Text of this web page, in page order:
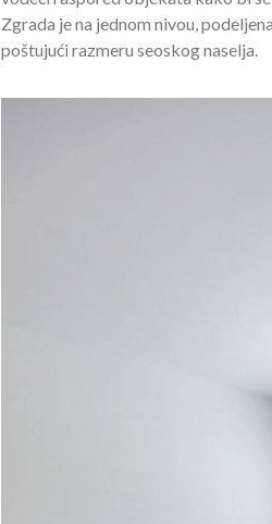
Zgrada je na jednom nivou,
poštujući razmeru seoskog naselja.